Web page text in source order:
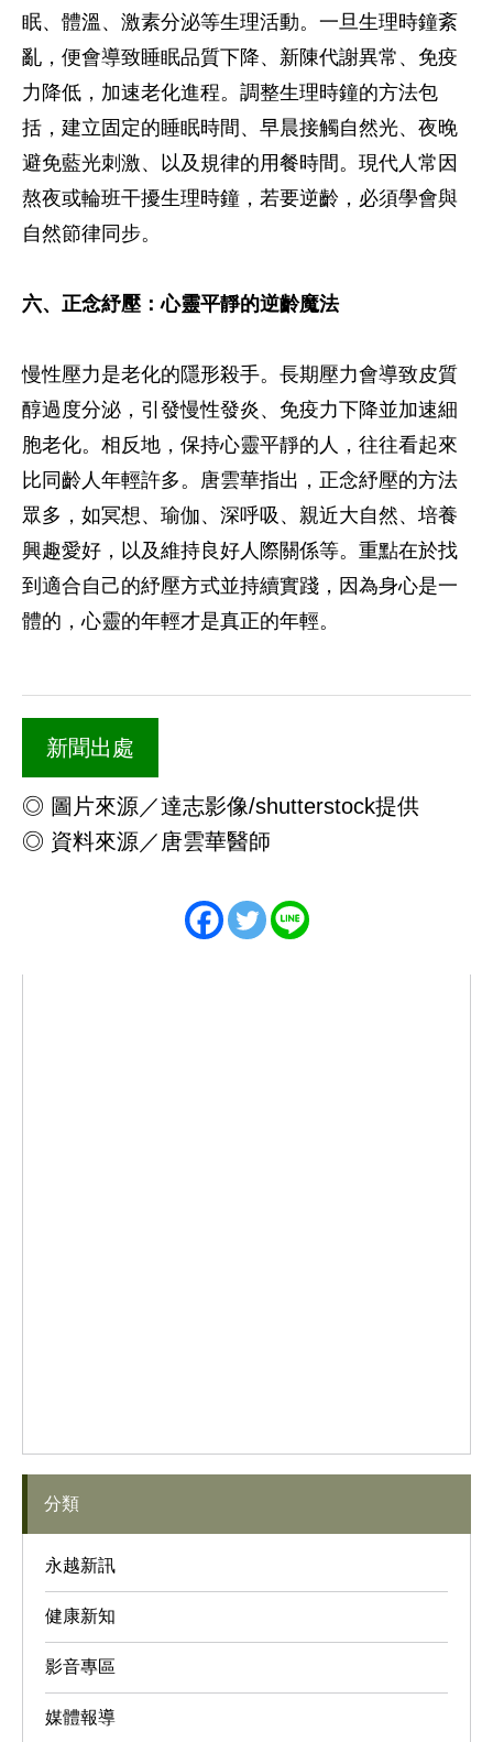
眠、體溫、激素分泌等生理活動。一旦生理時鐘紊
亂，便會導致睡眠品質下降、新陳代謝異常、免疫
力降低，加速老化進程。調整生理時鐘的方法包
括，建立固定的睡眠時間、早晨接觸自然光、夜晚
避免藍光刺激、以及規律的用餐時間。現代人常因
熬夜或輪班干擾生理時鐘，若要逆齡，必須學會與
自然節律同步。
六、正念紓壓：心靈平靜的逆齡魔法
慢性壓力是老化的隱形殺手。長期壓力會導致皮質
醇過度分泌，引發慢性發炎、免疫力下降並加速細
胞老化。相反地，保持心靈平靜的人，往往看起來
比同齡人年輕許多。唐雲華指出，正念紓壓的方法
眾多，如冥想、瑜伽、深呼吸、親近大自然、培養
興趣愛好，以及維持良好人際關係等。重點在於找
到適合自己的紓壓方式並持續實踐，因為身心是一
體的，心靈的年輕才是真正的年輕。
新聞出處
◎ 圖片來源／達志影像/shutterstock提供
◎ 資料來源／唐雲華醫師
分類
永越新訊
健康新知
影音專區
媒體報導